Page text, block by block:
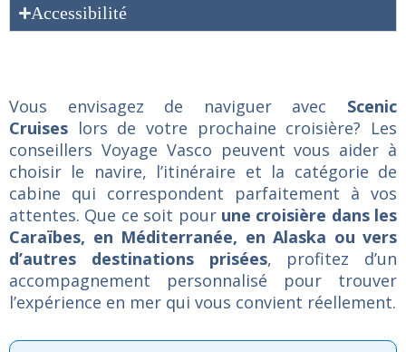
Accessibilité
Vous envisagez de naviguer avec Scenic
Cruises lors de votre prochaine croisière? Les
conseillers Voyage Vasco peuvent vous aider à
choisir le navire, l’itinéraire et la catégorie de
cabine qui correspondent parfaitement à vos
attentes. Que ce soit pour une croisière dans les
Caraïbes, en Méditerranée, en Alaska ou vers
d’autres destinations prisées, profitez d’un
accompagnement personnalisé pour trouver
l’expérience en mer qui vous convient réellement.